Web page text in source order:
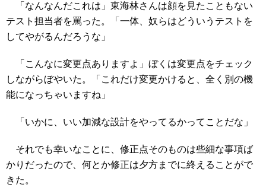
「なんなんだこれは」東海林さんは顔を見たこともない
テスト担当者を罵った。「一体、奴らはどういうテストを
してやがるんだろうな」
「こんなに変更点ありますよ」ぼくは変更点をチェック
しながらぼやいた。「これだけ変更かけると、全く別の機
能になっちゃいますね」
「いかに、いい加減な設計をやってるかってことだな」
それでも幸いなことに、修正点そのものは些細な事項ば
かりだったので、何とか修正は夕方までに終えることがで
きた。